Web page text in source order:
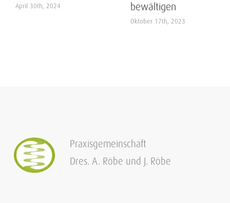
April 30th, 2024
bewältigen
Oktober 17th, 2023
Praxisgemeinschaft
Dres. A. Röbe und J. Röbe